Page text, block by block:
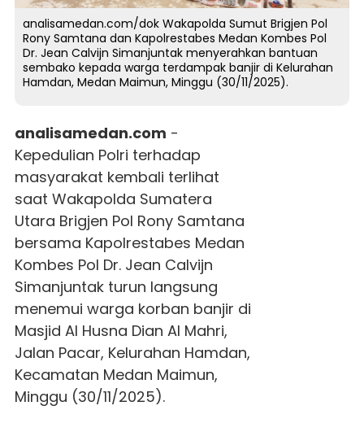
analisamedan.com/dok Wakapolda Sumut Brigjen Pol
Rony Samtana dan Kapolrestabes Medan Kombes Pol
Dr. Jean Calvijn Simanjuntak menyerahkan bantuan
sembako kepada warga terdampak banjir di Kelurahan
Hamdan, Medan Maimun, Minggu (30/11/2025).
analisamedan.com -
Kepedulian Polri terhadap
masyarakat kembali terlihat
saat Wakapolda Sumatera
Utara Brigjen Pol Rony Samtana
bersama Kapolrestabes Medan
Kombes Pol Dr. Jean Calvijn
Simanjuntak turun langsung
menemui warga korban banjir di
Masjid Al Husna Dian Al Mahri,
Jalan Pacar, Kelurahan Hamdan,
Kecamatan Medan Maimun,
Minggu (30/11/2025).